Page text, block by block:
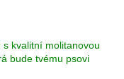
kvalitní molitanovou
bude tvému psovi